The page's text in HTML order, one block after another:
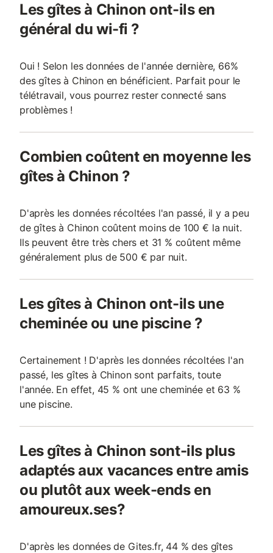
Les gîtes à Chinon ont-ils en
général du wi-fi ?
Oui ! Selon les données de l'année dernière, 66%
des gîtes à Chinon en bénéficient. Parfait pour le
télétravail, vous pourrez rester connecté sans
problèmes !
Combien coûtent en moyenne les
gîtes à Chinon ?
D'après les données récoltées l'an passé, il y a peu
de gîtes à Chinon coûtent moins de 100 € la nuit.
Ils peuvent être très chers et 31 % coûtent même
généralement plus de 500 € par nuit.
Les gîtes à Chinon ont-ils une
cheminée ou une piscine ?
Certainement ! D'après les données récoltées l'an
passé, les gîtes à Chinon sont parfaits, toute
l'année. En effet, 45 % ont une cheminée et 63 %
une piscine.
Les gîtes à Chinon sont-ils plus
adaptés aux vacances entre amis
ou plutôt aux week-ends en
amoureux.ses?
D'après les données de Gites.fr, 44 % des gîtes